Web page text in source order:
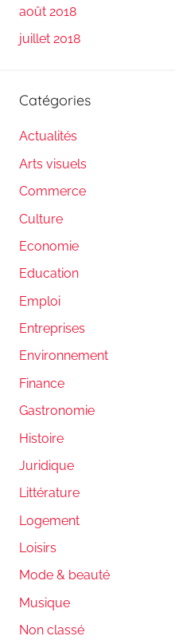
août 2018
juillet 2018
Catégories
Actualités
Arts visuels
Commerce
Culture
Economie
Education
Emploi
Entreprises
Environnement
Finance
Gastronomie
Histoire
Juridique
Littérature
Logement
Loisirs
Mode & beauté
Musique
Non classé